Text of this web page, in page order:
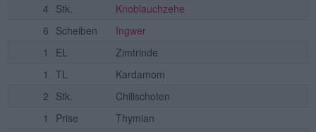
4 Stk.
Knoblauchzehe
6 Scheiben
Ingwer
1
EL
Zimtrinde
1
TL
Kardamom
2 Stk.
Chilischoten
1
Prise
Thymian